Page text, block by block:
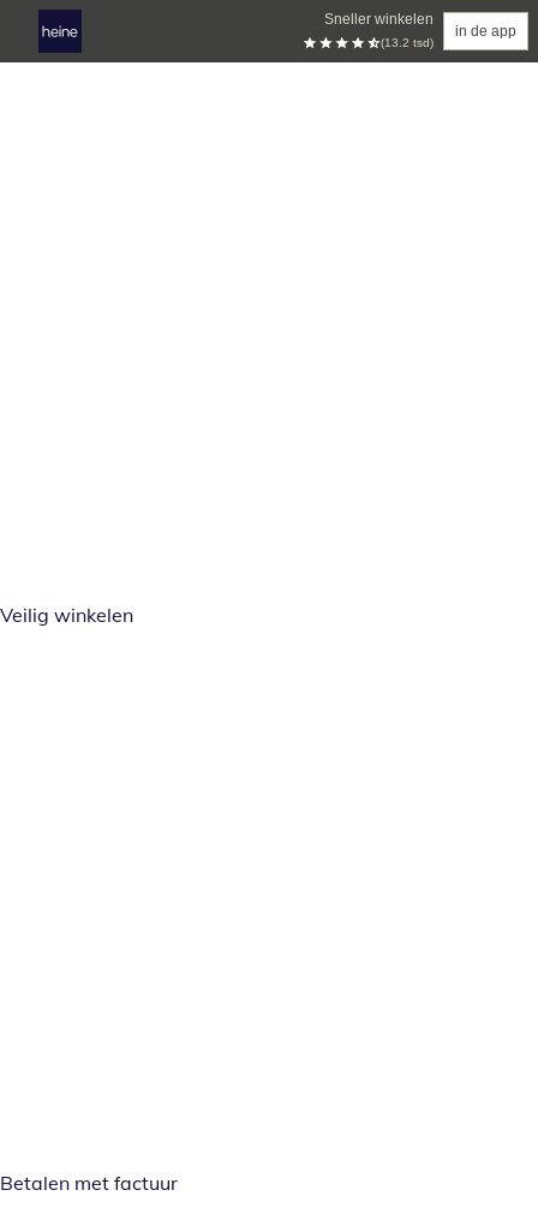
Sneller winkelen
(13.2 tsd)
in de app
Veilig winkelen
Betalen met factuur